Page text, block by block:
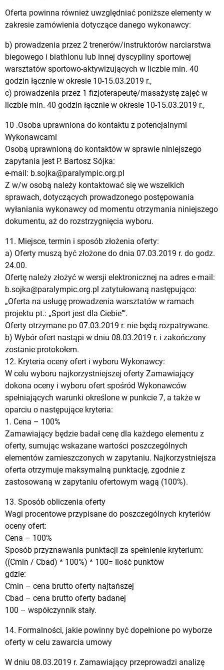
Oferta powinna również uwzględniać poniższe elementy w
zakresie zamówienia dotyczące danego wykonawcy:
b) prowadzenia przez 2 trenerów/instruktorów narciarstwa
biegowego i biathlonu lub innej dyscypliny sportowej
warsztatów sportowo-aktywizujących w liczbie min. 40
godzin łącznie w okresie 10-15.03.2019 r.,
c) prowadzenia przez 1 fizjoterapeutę/masażystę zajęć w
liczbie min. 40 godzin łącznie w okresie 10-15.03.2019 r.,
10 .Osoba uprawniona do kontaktu z potencjalnymi
Wykonawcami
Osobą uprawnioną do kontaktów w sprawie niniejszego
zapytania jest P. Bartosz Sójka:
e-mail: b.sojka@paralympic.org.pl
Z w/w osobą należy kontaktować się we wszelkich
sprawach, dotyczących prowadzonego postępowania
wyłaniania wykonawcy od momentu otrzymania niniejszego
dokumentu, aż do rozstrzygnięcia wyboru.
11. Miejsce, termin i sposób złożenia oferty:
a) Oferty muszą być złożone do dnia 07.03.2019 r. do godz.
24.00.
Ofertę należy złożyć w wersji elektronicznej na adres e-mail:
b.sojka@paralympic.org.pl zatytułowaną następująco:
„Oferta na usługę prowadzenia warsztatów w ramach
projektu pt.: „Sport jest dla Ciebie”’.
Oferty otrzymane po 07.03.2019 r. nie będą rozpatrywane.
b) Wybór ofert nastąpi w dniu 08.03.2019 r. i zakończony
zostanie protokołem.
12. Kryteria oceny ofert i wyboru Wykonawcy:
W celu wyboru najkorzystniejszej oferty Zamawiający
dokona oceny i wyboru ofert spośród Wykonawców
spełniających warunki określone w punkcie 7, a także w
oparciu o następujące kryteria:
1. Cena – 100%
Zamawiający będzie badał cenę dla każdego elementu z
oferty, sumując wskazane wartości poszczególnych
elementów zamieszczonych w zapytaniu. Najkorzystniejsza
oferta otrzymuje maksymalną punktację, zgodnie z
zastosowaną w zapytaniu ofertowym wagą (100%).
13. Sposób obliczenia oferty
Wagi procentowe przypisane do poszczególnych kryteriów
oceny ofert:
Cena – 100%
Sposób przyznawania punktacji za spełnienie kryterium:
((Cmin / Cbad) * 100%) * 100= Ilość punktów
gdzie:
Cmin – cena brutto oferty najtańszej
Cbad – cena brutto oferty badanej
100 – współczynnik stały.
14. Formalności, jakie powinny być dopełnione po wyborze
oferty w celu zawarcia umowy
W dniu 08.03.2019 r. Zamawiający przeprowadzi analizę